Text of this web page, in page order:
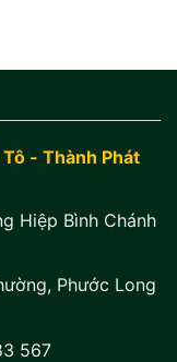
- Thành Phát
Hiệp Bình Chánh
Phước Long
567